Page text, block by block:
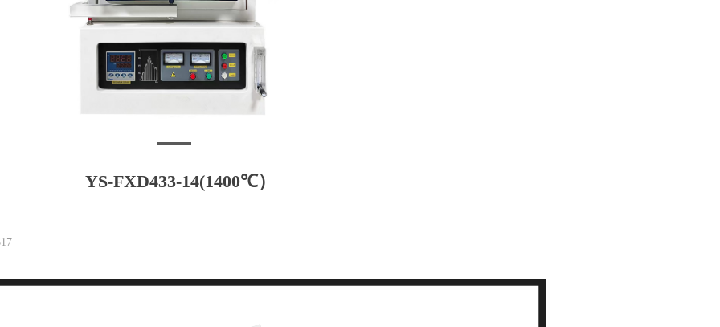
YS-FXD433-14(1400℃）